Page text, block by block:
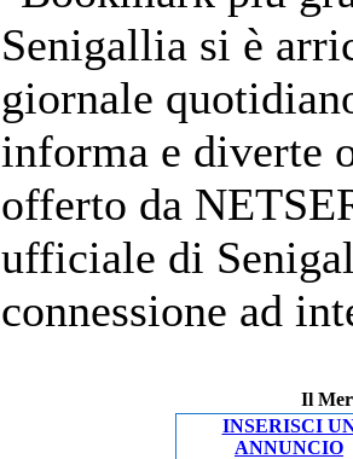
Senigallia si è
giornale
informa e diverte
offerto da
ufficiale di
connessione ad
Il
INSERISCI
ANNUNCIO